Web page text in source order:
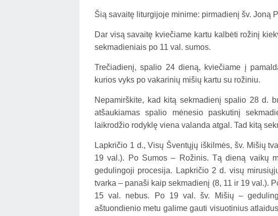
Šią savaitę liturgijoje minime: pirmadienį šv. Joną
Dar visą savaitę kviečiame kartu kalbėti rožinį
sekmadieniais po 11 val. sumos.
Trečiadienį, spalio 24 dieną, kviečiame į
kurios vyks po vakarinių mišių kartu su rožiniu.
Nepamirškite, kad kitą sekmadienį spalio 28 d.
atšaukiamas spalio mėnesio paskutinį
laikrodžio rodyklę viena valanda atgal. Tad kitą
Lapkričio 1 d., Visų Šventųjų iškilmės, šv. Mišių
19 val.). Po Sumos – Rožinis. Tą dieną vaikų
gedulingoji procesija. Lapkričio 2 d. visų
tvarka – panaši kaip sekmadienį (8, 11 ir 19 val.).
15 val. nebus. Po 19 val. šv. Mišių –
aštuondienio metu galime gauti visuotinius